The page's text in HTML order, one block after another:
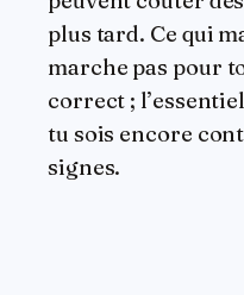
plus tard. Ce qui
marche pas pour
correct ;
tu sois encore
signes.